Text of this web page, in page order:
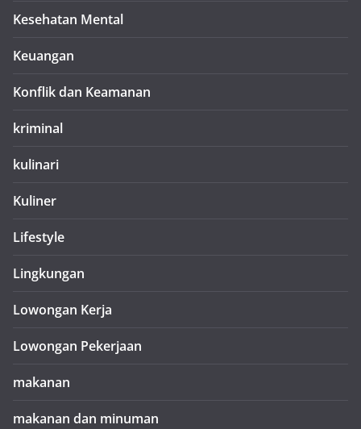
Kesehatan Mental
Keuangan
Konflik dan Keamanan
kriminal
kulinari
Kuliner
Lifestyle
Lingkungan
Lowongan Kerja
Lowongan Pekerjaan
makanan
makanan dan minuman